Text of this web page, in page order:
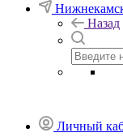
Назад
Личный